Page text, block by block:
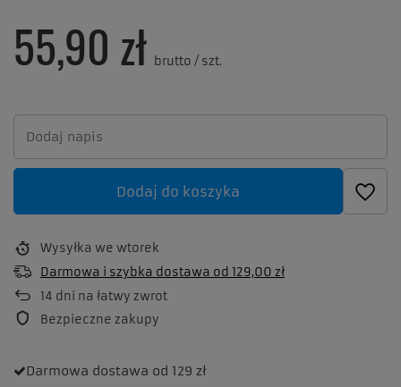
55,90 zł brutto / szt.
Dodaj do koszyka
Wysyłka we wtorek
Darmowa i szybka dostawa od 129,00 zł
14 dni na łatwy zwrot
Bezpieczne zakupy
Darmowa dostawa od 129 zł